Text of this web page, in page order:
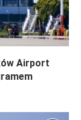
Airport